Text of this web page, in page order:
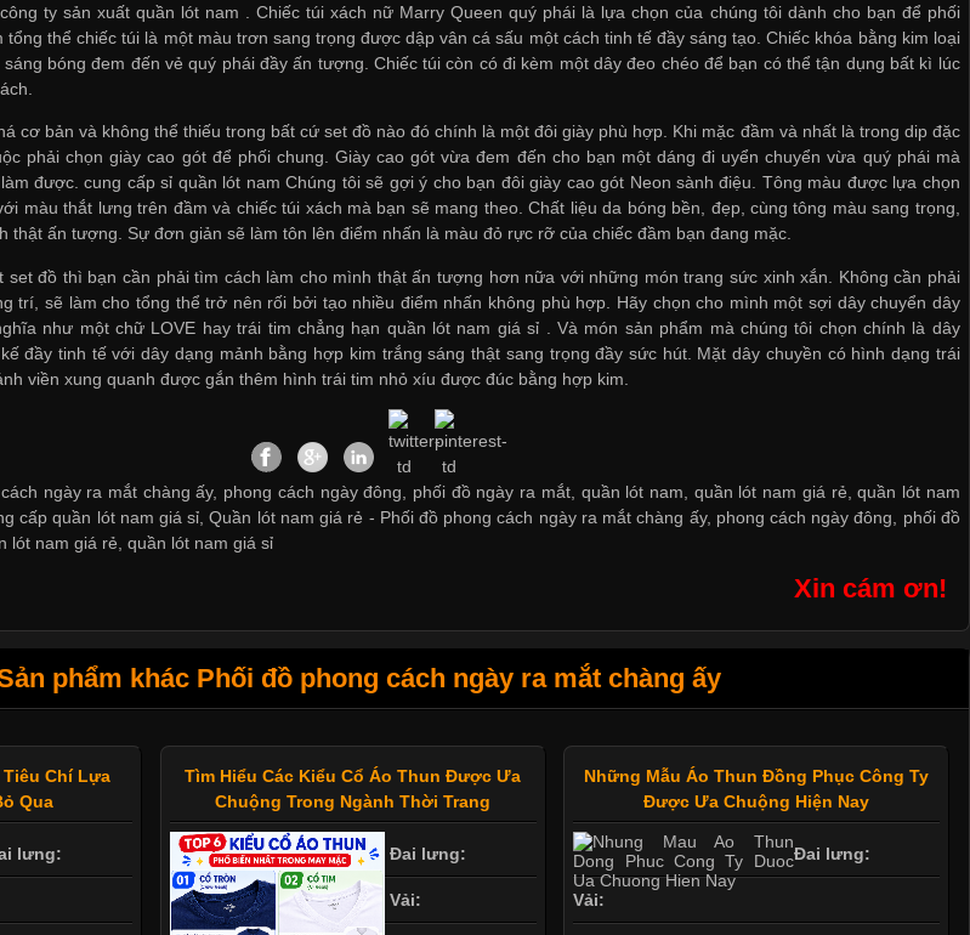
công ty sản xuất quần lót nam . Chiếc túi xách nữ Marry Queen quý phái là lựa chọn của chúng tôi dành cho bạn để phối
thể chiếc túi là một màu trơn sang trọng được dập vân cá sấu một cách tinh tế đầy sáng tạo. Chiếc khóa bằng kim loại
bóng đem đến vẻ quý phái đầy ấn tượng. Chiếc túi còn có đi kèm một dây đeo chéo để bạn có thể tận dụng bất kì lúc
cơ bản và không thể thiếu trong bất cứ set đồ nào đó chính là một đôi giày phù hợp. Khi mặc đầm và nhất là trong dip đặc
phải chọn giày cao gót để phối chung. Giày cao gót vừa đem đến cho bạn một dáng đi uyển chuyển vừa quý phái mà
làm được.cung cấp sỉ quần lót nam Chúng tôi sẽ gợi ý cho bạn đôi giày cao gót Neon sành điệu. Tông màu được lựa chọn
màu thắt lưng trên đầm và chiếc túi xách mà bạn sẽ mang theo. Chất liệu da bóng bền, đẹp, cùng tông màu sang trọng,
thật ấn tượng. Sự đơn giản sẽ làm tôn lên điểm nhấn là màu đỏ rực rỡ của chiếc đầm bạn đang mặc.
set đồ thì bạn cần phải tìm cách làm cho mình thật ấn tượng hơn nữa với những món trang sức xinh xắn. Không cần phải
trí, sẽ làm cho tổng thể trở nên rối bởi tạo nhiều điểm nhấn không phù hợp. Hãy chọn cho mình một sợi dây chuyển dây
như một chữ LOVE hay trái tim chẳng hạn quần lót nam giá sỉ . Và món sản phẩm mà chúng tôi chọn chính là dây
đầy tinh tế với dây dạng mảnh bằng hợp kim trắng sáng thật sang trọng đầy sức hút. Mặt dây chuyền có hình dạng trái
viền xung quanh được gắn thêm hình trái tim nhỏ xíu được đúc bằng hợp kim.
ngày ra mắt chàng ấy, phong cách ngày đông, phối đồ ngày ra mắt, quần lót nam, quần lót nam giá rẻ, quần lót nam
cấp quần lót nam giá sỉ ,Quần lót nam giá rẻ - Phối đồ phong cách ngày ra mắt chàng ấy, phong cách ngày đông
phối đồ
lót nam giá rẻ ,quần lót nam giá sỉ
Xin cám ơn!
phẩm khác Phối đồ phong cách ngày ra mắt chàng ấy
Chí Lựa
Qua
lưng:
Tìm Hiểu Các Kiểu Cổ Áo Thun Được Ưa
Chuộng Trong Ngành Thời Trang
Đai lưng:
Vải:
Những Mẫu Áo Thun Đồng Phục Công Ty
Được Ưa Chuộng Hiện Nay
Đai lưng:
Vải: